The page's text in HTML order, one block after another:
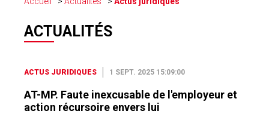
ACTUALITÉS
ACTUS JURIDIQUES 1 SEPT. 2025 15:09:00
AT-MP. Faute inexcusable de l'employeur et
action récursoire envers lui